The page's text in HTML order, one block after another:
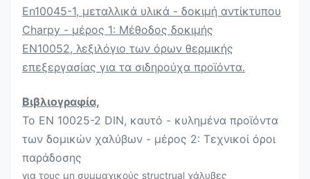
En10045-1, μεταλλικά υλικά - δοκιμή αντίκτυπου
Charpy - μέρος 1: Μέθοδος δοκιμής
EN10052, λεξιλόγιο των όρων θερμικής
επεξεργασίας για τα σιδηρούχα προϊόντα.
Βιβλιογραφία,
Το EN 10025-2 DIN, καυτό - κυλημένα προϊόντα
των δομικών χαλύβων - μέρος 2: Τεχνικοί όροι
παράδοσης
για τους μη συμμαχικούς structrual χάλυβες